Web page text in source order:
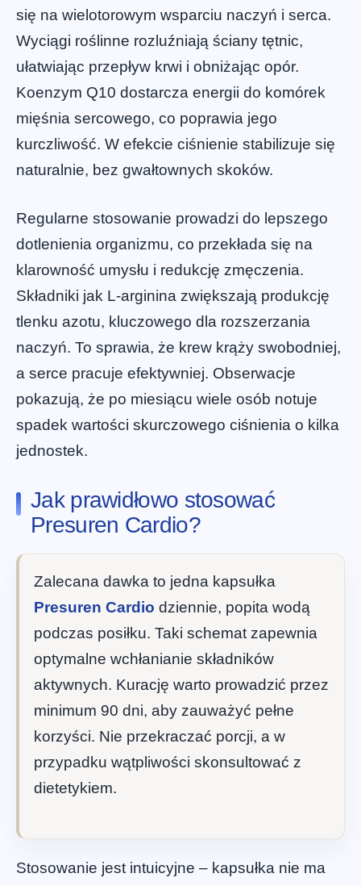
się na wielotorowym wsparciu naczyń i serca.
Wyciągi roślinne rozluźniają ściany tętnic,
ułatwiając przepływ krwi i obniżając opór.
Koenzym Q10 dostarcza energii do komórek
mięśnia sercowego, co poprawia jego
kurczliwość. W efekcie ciśnienie stabilizuje się
naturalnie, bez gwałtownych skoków.
Regularne stosowanie prowadzi do lepszego
dotlenienia organizmu, co przekłada się na
klarowność umysłu i redukcję zmęczenia.
Składniki jak L-arginina zwiększają produkcję
tlenku azotu, kluczowego dla rozszerzania
naczyń. To sprawia, że krew krąży swobodniej,
a serce pracuje efektywniej. Obserwacje
pokazują, że po miesiącu wiele osób notuje
spadek wartości skurczowego ciśnienia o kilka
jednostek.
Jak prawidłowo stosować
Presuren Cardio?
Zalecana dawka to jedna kapsułka
Presuren Cardio dziennie, popita wodą
podczas posiłku. Taki schemat zapewnia
optymalne wchłanianie składników
aktywnych. Kurację warto prowadzić przez
minimum 90 dni, aby zauważyć pełne
korzyści. Nie przekraczać porcji, a w
przypadku wątpliwości skonsultować z
dietetykiem.
Stosowanie jest intuicyjne – kapsułka nie ma